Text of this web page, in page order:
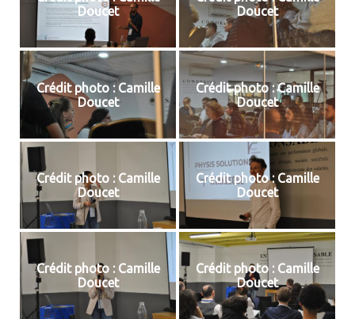
Doucet
Doucet
Crédit photo : Camille
Doucet
Crédit photo : Camille
Doucet
Crédit photo : Camille
Doucet
Crédit photo : Camille
Doucet
Crédit photo : Camille
Doucet
Crédit photo : Camille
Doucet